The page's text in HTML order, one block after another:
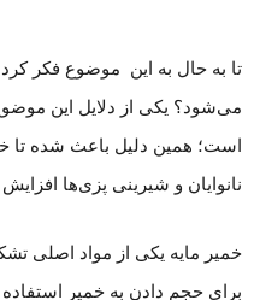
تا به حال به این موضوع فکر
می‌شود؟ یکی از دلایل این
است؛ همین دلیل باعث شده تا
نانوایان و شیرینی پزی‌ها افزایش
خمیر مایه یکی از مواد اصلی
برای حجم دادن به خمیر